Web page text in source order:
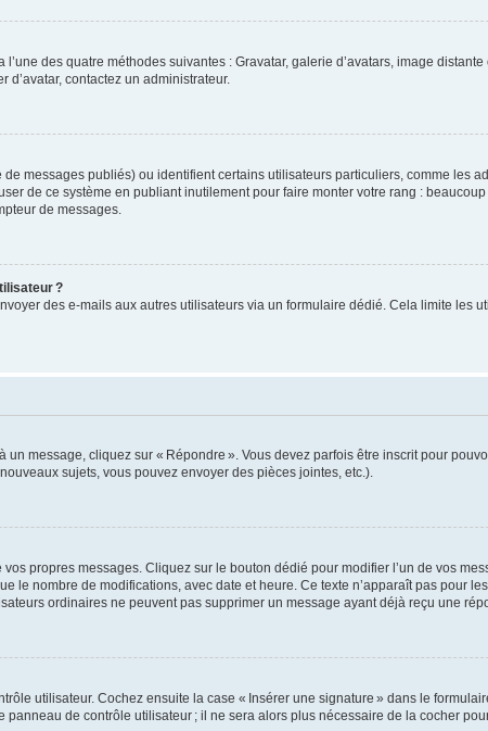
des quatre méthodes suivantes : Gravatar, galerie d’avatars, image
contactez un administrateur.
messages publiés) ou identifient certains utilisateurs particuliers, comme les
de ce système en publiant inutilement pour faire monter votre rang :
de messages.
?
des e-mails aux autres utilisateurs via un formulaire dédié. Cela limite les
message, cliquez sur « Répondre ». Vous devez parfois être inscrit pour
sujets, vous pouvez envoyer des pièces jointes, etc.).
propres messages. Cliquez sur le bouton dédié pour modifier l’un de vos
le nombre de modifications, avec date et heure. Ce texte n’apparaît pas pour
ordinaires ne peuvent pas supprimer un message ayant déjà reçu une
utilisateur. Cochez ensuite la case « Insérer une signature » dans le
de contrôle utilisateur ; il ne sera alors plus nécessaire de la cocher